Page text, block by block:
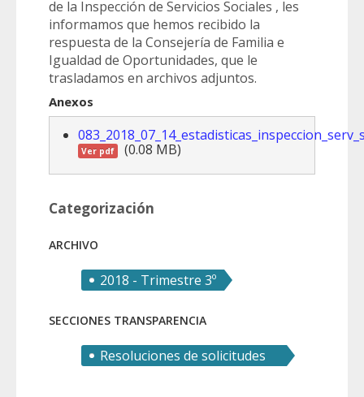
de la Inspección de Servicios Sociales , les
informamos que hemos recibido la
respuesta de la Consejería de Familia e
Igualdad de Oportunidades, que le
trasladamos en archivos adjuntos.
Anexos
Ver pdf (0.08 MB)
Categorización
ARCHIVO
2018 - Trimestre 3º
SECCIONES TRANSPARENCIA
Resoluciones de solicitudes